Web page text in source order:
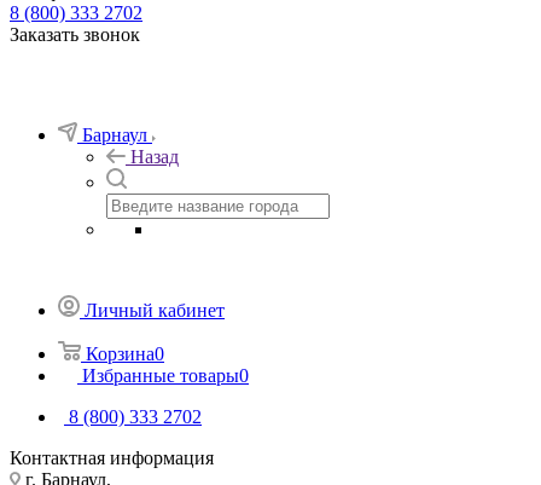
8 (800) 333 2702
Заказать звонок
Барнаул
Назад
Личный кабинет
Корзина0
Избранные товары0
8 (800) 333 2702
Контактная информация
г. Барнаул,